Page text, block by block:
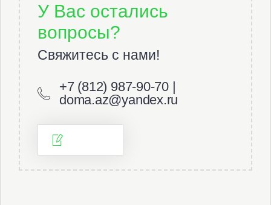
У Вас остались
вопросы?
Свяжитесь с нами!
+7 (812) 987-90-70 |
doma.az@yandex.ru